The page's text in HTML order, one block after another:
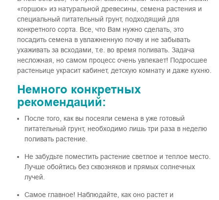
«горшок» из натуральной древесины, семена растения и
специальный питательный грунт, подходящий для
конкретного сорта. Все, что Вам нужно сделать, это
посадить семена в увлажненную почву и не забывать
ухаживать за всходами, т.е. во время поливать. Задача
несложная, но самом процесс очень увлекает! Подросшее
растеньице украсит кабинет, детскую комнату и даже кухню.
Немного конкретных
рекомендаций:
После того, как вы посеяли семена в уже готовый
питательный грунт, необходимо лишь три раза в неделю
поливать растение.
Не забудьте поместить растение светлое и теплое место.
Лучше обойтись без сквозняков и прямых солнечных
лучей.
Самое главное! Наблюдайте, как оно растет и